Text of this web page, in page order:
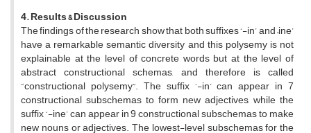
4. Results & Discussion
The findings of the research show that both suffixes ‘-in’ and –ine’
have a remarkable semantic diversity and this polysemy is not
explainable at the level of concrete words but at the level of
abstract constructional schemas, and therefore is called
“constructional polysemy”. The suffix ‘-in’ can appear in 7
constructional subschemas to form new adjectives, while the
suffix ‘-ine’ can appear in 9 constructional subschemas to make
new nouns or adjectives. The lowest-level subschemas for the